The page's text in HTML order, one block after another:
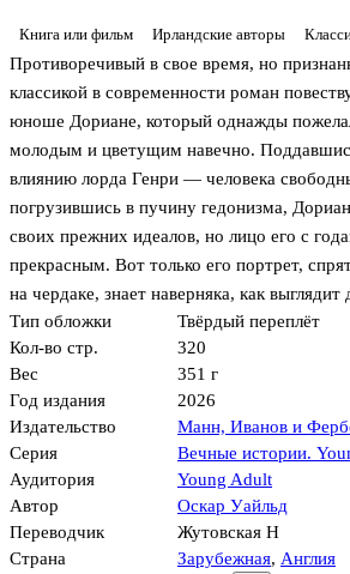
Книга или фильм Ирландские авторы
Противоречивый в свое время, но
классикой в современности роман
юноше Дориане, который однажды
молодым и цветущим навечно.
влиянию лорда Генри — человека
погрузившись в пучину гедонизма,
своих прежних идеалов, но лицо его с
прекрасным. Вот только его портрет,
на чердаке, знает наверняка, как
Тип обложки
Твёрдый переплёт
Кол-во стр.
320
Вес
351 г
Год издания
2026
Издательство
Манн, Иванов и
Серия
Вечные истории.
Аудитория
Young Adult
Автор
Оскар Уайльд
Переводчик
Жутовская Н
Страна
Зарубежная, Англия